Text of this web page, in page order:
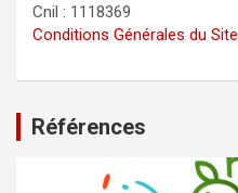
Cnil : 1118369
Conditions Générales du Site
Références